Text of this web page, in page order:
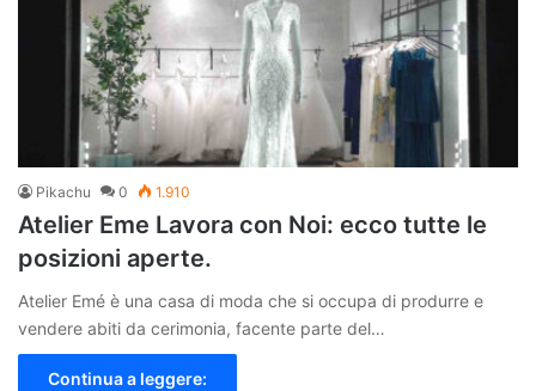
Pikachu 0 1.910
Atelier Eme Lavora con Noi: ecco tutte le
posizioni aperte.
Atelier Emé è una casa di moda che si occupa di produrre e
vendere abiti da cerimonia, facente parte del…
Continua a leggere: